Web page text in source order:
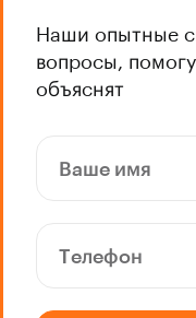
Наши опытные
вопросы,
объяснят